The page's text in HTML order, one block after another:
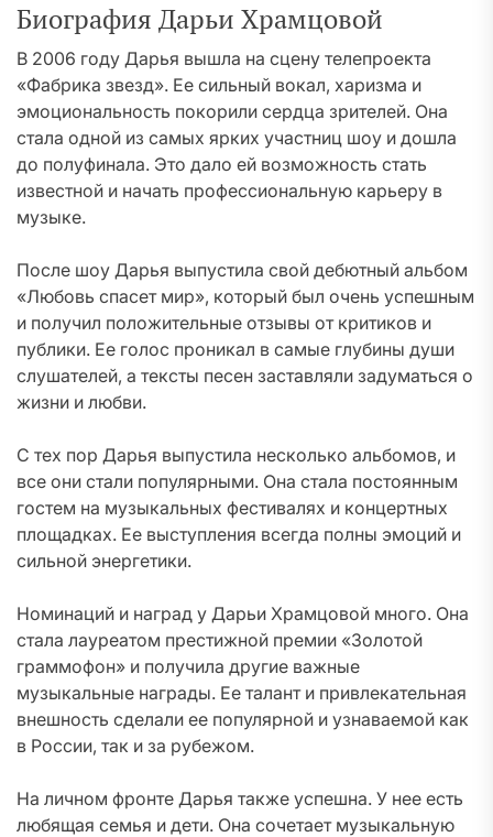
Биография Дарьи Храмцовой
В 2006 году Дарья вышла на сцену телепроекта
«Фабрика звезд». Ее сильный вокал, харизма и
эмоциональность покорили сердца зрителей. Она
стала одной из самых ярких участниц шоу и дошла
до полуфинала. Это дало ей возможность стать
известной и начать профессиональную карьеру в
музыке.
После шоу Дарья выпустила свой дебютный альбом
«Любовь спасет мир», который был очень успешным
и получил положительные отзывы от критиков и
публики. Ее голос проникал в самые глубины души
слушателей, а тексты песен заставляли задуматься о
жизни и любви.
С тех пор Дарья выпустила несколько альбомов, и
все они стали популярными. Она стала постоянным
гостем на музыкальных фестивалях и концертных
площадках. Ее выступления всегда полны эмоций и
сильной энергетики.
Номинаций и наград у Дарьи Храмцовой много. Она
стала лауреатом престижной премии «Золотой
граммофон» и получила другие важные
музыкальные награды. Ее талант и привлекательная
внешность сделали ее популярной и узнаваемой как
в России, так и за рубежом.
На личном фронте Дарья также успешна. У нее есть
любящая семья и дети. Она сочетает музыкальную